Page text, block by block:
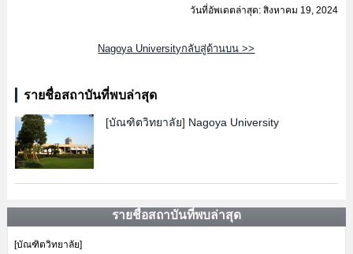
วันที่อัพเดตล่าสุด: สิงหาคม 19, 2024
Nagoya Universityกลับสู่ด้านบน >>
รายชื่อสถาบันที่พบล่าสุด
[บัณฑิตวิทยาลัย] Nagoya University
รายชื่อสถาบันที่พบล่าสุด
[บัณฑิตวิทยาลัย]